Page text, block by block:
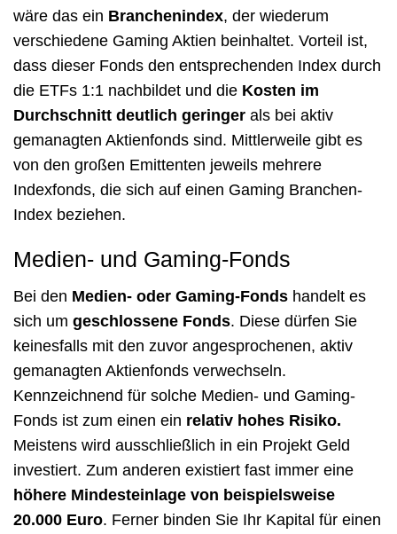
wäre das ein Branchenindex, der wiederum
verschiedene Gaming Aktien beinhaltet. Vorteil ist,
dass dieser Fonds den entsprechenden Index durch
die ETFs 1:1 nachbildet und die Kosten im
Durchschnitt deutlich geringer als bei aktiv
gemanagten Aktienfonds sind. Mittlerweile gibt es
von den großen Emittenten jeweils mehrere
Indexfonds, die sich auf einen Gaming Branchen-
Index beziehen.
Medien- und Gaming-Fonds
Bei den Medien- oder Gaming-Fonds handelt es
sich um geschlossene Fonds. Diese dürfen Sie
keinesfalls mit den zuvor angesprochenen, aktiv
gemanagten Aktienfonds verwechseln.
Kennzeichnend für solche Medien- und Gaming-
Fonds ist zum einen ein relativ hohes Risiko.
Meistens wird ausschließlich in ein Projekt Geld
investiert. Zum anderen existiert fast immer eine
höhere Mindesteinlage von beispielsweise
20.000 Euro. Ferner binden Sie Ihr Kapital für einen